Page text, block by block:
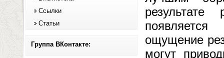
Ссылки
Статьи
Группа ВКонтакте:
появляется
ощущение
могут